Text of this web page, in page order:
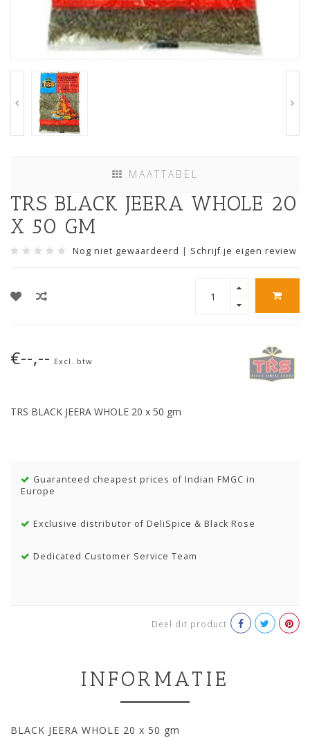
MAATTABEL
TRS BLACK JEERA WHOLE 20
X 50 GM
Nog niet gewaardeerd | Schrijf je eigen review
€--,-- Excl. btw
TRS BLACK JEERA WHOLE 20 x 50 gm
Guaranteed cheapest prices of Indian FMGC in
Europe
Exclusive distributor of DeliSpice & Black Rose
Dedicated Customer Service Team
Deel dit product
INFORMATIE
BLACK JEERA WHOLE 20 x 50 gm